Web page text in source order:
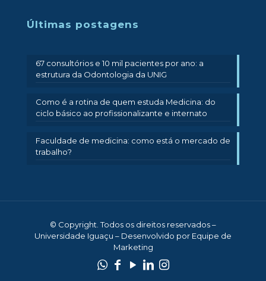
Últimas postagens
67 consultórios e 10 mil pacientes por ano: a
estrutura da Odontologia da UNIG
Como é a rotina de quem estuda Medicina: do
ciclo básico ao profissionalizante e internato
Faculdade de medicina: como está o mercado de
trabalho?
© Copyright. Todos os direitos reservados –
Universidade Iguaçu – Desenvolvido por Equipe de
Marketing